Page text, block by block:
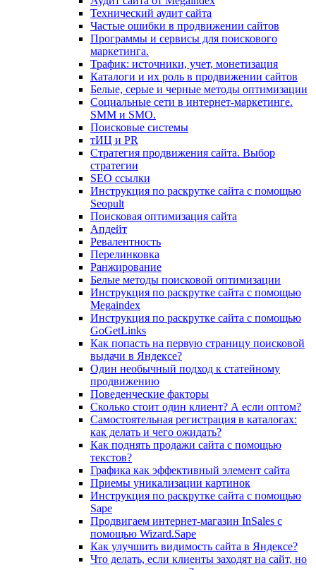
Технический аудит сайта
Частые ошибки в продвижении сайтов
Программы и сервисы для поискового
маркетинга.
Трафик: источники, учет, монетизация
Каталоги и их роль в продвижении сайтов
Белые, серые и черные методы оптимизации
Социальные сети в интернет-маркетинге.
SMM и SMO.
Поисковые системы
тИЦ и PR
Стратегия продвижения сайта. Выбор
стратегии
SEO ссылки
Инструкция по раскрутке сайта с помощью
Seopult
Поисковая оптимизация сайта
Апдейт
Ревалентность
Перелинковка
Ранжирование
Белые методы поисковой оптимизации
Инструкция по раскрутке сайта с помощью
Megaindex
Инструкция по раскрутке сайта с помощью
GoGetLinks
Как попасть на первую страницу поисковой
выдачи в Яндексе?
Один необычный подход к статейному
продвижению
Поведенческие факторы
Сколько стоит один клиент? А если оптом?
Самостоятельная регистрация в каталогах:
как делать и чего ожидать?
Как поднять продажи сайта с помощью
текстов?
Графика как эффективный элемент сайта
Приемы уникализации картинок
Инструкция по раскрутке сайта с помощью
Sape
Продвигаем интернет-магазин InSales с
помощью Wizard.Sape
Как улучшить видимость сайта в Яндексе?
Что делать, если клиенты заходят на сайт, но